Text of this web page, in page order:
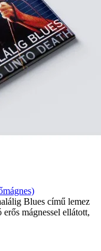
Blues című lemez
mágnessel ellátott,